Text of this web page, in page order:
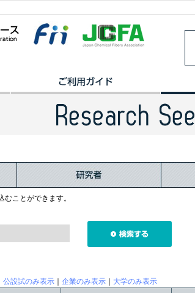
ことができます。
公設試のみ表示 企業のみ表示 大学のみ表示